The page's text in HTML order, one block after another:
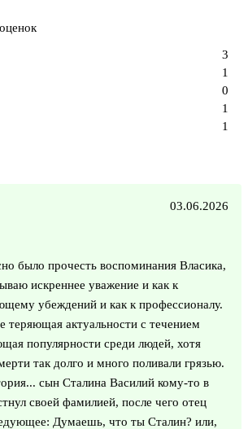
1
1
0
1
3
03.06.2026
было прочесть воспоминания Власика,
искреннее уважение и как к
убеждений и как к профессионалу.
теряющая актуальности с течением
популярности среди людей, хотя
так долго и много поливали грязью.
сын Сталина Василий кому-то в
своей фамилией, после чего отец
Думаешь, что ты Сталин? или,